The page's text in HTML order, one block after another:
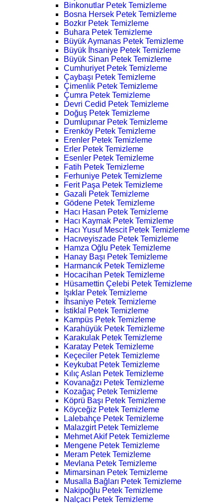
Binkonutlar Petek Temizleme
Bosna Hersek Petek Temizleme
Bozkır Petek Temizleme
Buhara Petek Temizleme
Büyük Aymanas Petek Temizleme
Büyük İhsaniye Petek Temizleme
Büyük Sinan Petek Temizleme
Cumhuriyet Petek Temizleme
Çaybaşı Petek Temizleme
Çimenlik Petek Temizleme
Çumra Petek Temizleme
Devri Cedid Petek Temizleme
Doğuş Petek Temizleme
Dumlupınar Petek Temizleme
Erenköy Petek Temizleme
Erenler Petek Temizleme
Erler Petek Temizleme
Esenler Petek Temizleme
Fatih Petek Temizleme
Ferhuniye Petek Temizleme
Ferit Paşa Petek Temizleme
Gazali Petek Temizleme
Gödene Petek Temizleme
Hacı Hasan Petek Temizleme
Hacı Kaymak Petek Temizleme
Hacı Yusuf Mescit Petek Temizleme
Hacıveyiszade Petek Temizleme
Hamza Oğlu Petek Temizleme
Hanay Başı Petek Temizleme
Harmancık Petek Temizleme
Hocacihan Petek Temizleme
Hüsamettin Çelebi Petek Temizleme
Işıklar Petek Temizleme
İhsaniye Petek Temizleme
İstiklal Petek Temizleme
Kampüs Petek Temizleme
Karahüyük Petek Temizleme
Karakulak Petek Temizleme
Karatay Petek Temizleme
Keçeciler Petek Temizleme
Keykubat Petek Temizleme
Kılıç Aslan Petek Temizleme
Kovanağzı Petek Temizleme
Kozağaç Petek Temizleme
Köprü Başı Petek Temizleme
Köyceğiz Petek Temizleme
Lalebahçe Petek Temizleme
Malazgirt Petek Temizleme
Mehmet Akif Petek Temizleme
Mengene Petek Temizleme
Meram Petek Temizleme
Mevlana Petek Temizleme
Mimarsinan Petek Temizleme
Musalla Bağları Petek Temizleme
Nakipoğlu Petek Temizleme
Nalçacı Petek Temizleme